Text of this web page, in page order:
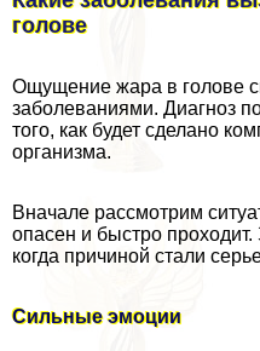
голове
Ощущение жара в голове
заболеваниями. Диагноз
того, как будет сделано
организма.
Вначале рассмотрим
опасен и быстро
когда причиной стали
Сильные эмоции